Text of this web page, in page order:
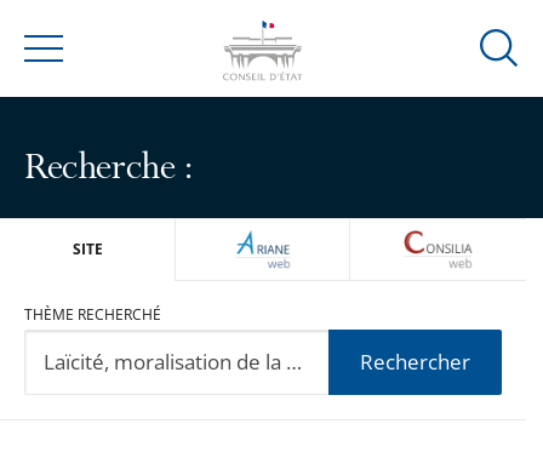
Menu
Ouvrir
Recherche :
SITE ARIANEWEB
THÈME RECHERCHÉ
Rechercher